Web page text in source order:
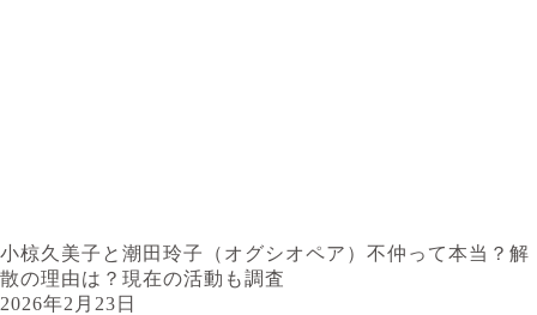
小椋久美子と潮田玲子（オグシオペア）不仲って本当？解
散の理由は？現在の活動も調査
2026年2月23日